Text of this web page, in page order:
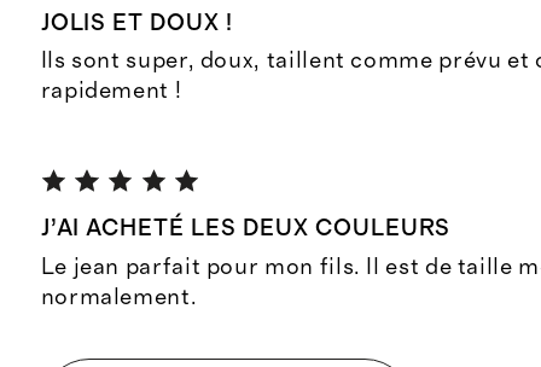
JOLIS ET DOUX !
Ils sont super, doux, taillent comme prévu et
rapidement !
J’AI ACHETÉ LES DEUX COULEURS
Le jean parfait pour mon fils. Il est de taille
normalement.